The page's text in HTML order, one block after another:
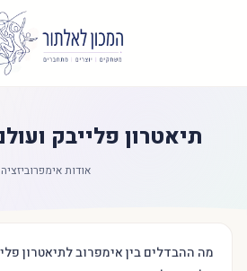
תיאטרון פלייבק
אודות אימפרוביזציה
מה ההבדלים בין אימפרוב לתיאטרון